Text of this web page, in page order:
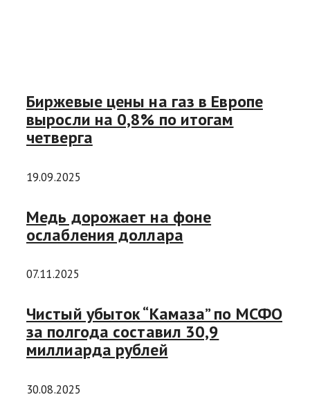
Биржевые цены на газ в Европе
выросли на 0,8% по итогам
четверга
19.09.2025
Медь дорожает на фоне
ослабления доллара
07.11.2025
Чистый убыток “Камаза” по МСФО
за полгода составил 30,9
миллиарда рублей
30.08.2025